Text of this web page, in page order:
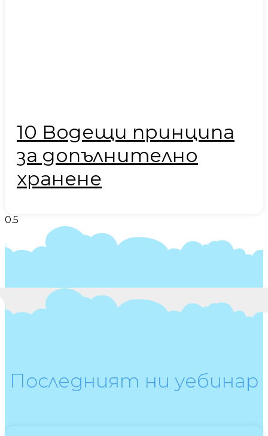
10 Водещи принципа
за допълнително
хранене
Последният ни уебинар